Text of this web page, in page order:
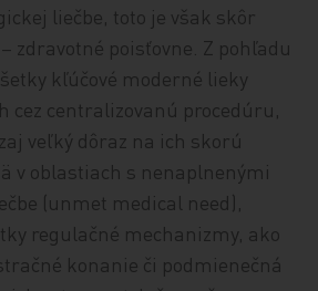
liečbe, toto je však skôr
zdravotné poisťovne. Z pohľadu
kľúčové moderné lieky
cez centralizovanú procedúru,
veľký dôraz na ich skorú
v oblastiach s nenaplnenými
(unmet medical need),
regulačné mechanizmy, ako
konanie či podmienečná